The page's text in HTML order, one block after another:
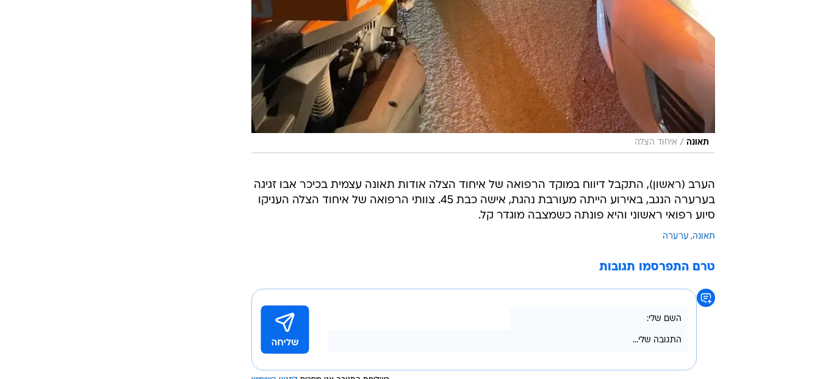
תאונה / איחוד הצלה
הערב (ראשון), התקבל דיווח במוקד הרפואה של איחוד הצלה אודות תאונה עצמית בכיכר אבו זגיגה
בערערה הנגב, באירוע הייתה מעורבת נהגת, אישה כבת 45. צוותי הרפואה של איחוד הצלה העניקו
סיוע רפואי ראשוני והיא פונתה כשמצבה מוגדר קל.
תאונה ערערה
טרם התפרסמו תגובות